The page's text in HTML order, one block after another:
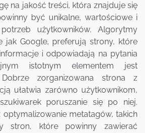
na jakość treści, która znajduje się
być unikalne, wartościowe i
użytkowników. Algorytmy
jak Google, preferują strony, które
i odpowiadają na pytania
istotnym elementem jest
zorganizowana strona z
ułatwia zarówno użytkownikom,
poruszanie się po niej.
optymalizowanie metatagów, takich
stron, które powinny zawierać